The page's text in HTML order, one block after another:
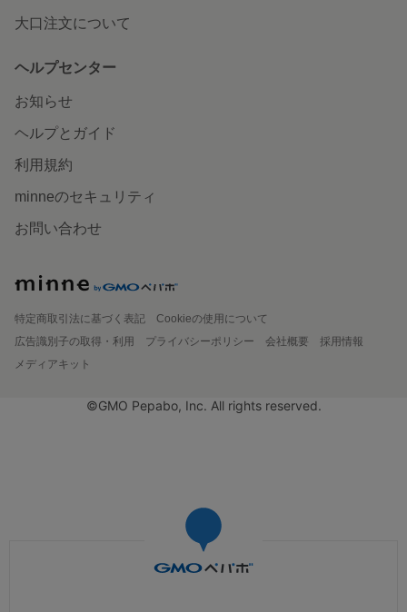
大口注文について
ヘルプセンター
お知らせ
ヘルプとガイド
利用規約
minneのセキュリティ
お問い合わせ
特定商取引法に基づく表記
Cookieの使用について
広告識別子の取得・利用
プライバシーポリシー 会社概要
採用情報
メディアキット
©GMO Pepabo, Inc. All rights reserved.